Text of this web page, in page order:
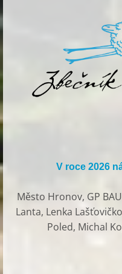
V roce 2026
Město Hronov, GP
Lanta, Lenka
Poled, Michal